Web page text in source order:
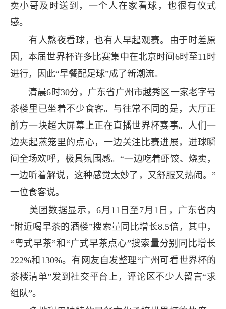
卖小哥及时送到，一个人在家看球，也很有仪式
感。
有人熬夜看球，也有人早起观赛。由于时差原
因，本届世界杯许多比赛集中在北京时间6时至11时
进行，因此“早餐配足球”成了新潮流。
清晨6时30分，广东省广州市越秀区一家老字号
茶楼里已坐着不少食客。与往常不同的是，大厅正
前方一块超大屏幕上正在直播世界杯赛事。人们一
边夹起蒸笼里的点心，一边关注比赛进展，进球瞬
间全场欢呼，极具氛围感。“一边吃着虾饺、烧卖，
一边听着解说，这种感觉太妙了，又舒服又热闹。”
一位食客说。
美团数据显示，6月11日至7月1日，广东省内
“附近喝早茶的酒楼”搜索量同比增长8.5倍，其中，
“粤式早茶”和“广式早茶点心”搜索量分别同比增长
222%和130%。有网友自发整理“广州可看世界杯的
茶楼清单”发到社交平台上，评论区不少人留言“求
组队”。